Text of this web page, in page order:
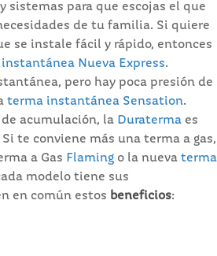
sistemas para que escojas el que
de tu familia. Si quiere
se instale fácil y rápido, entonces
Nueva Express.
pero hay poca presión de
terma instantánea Sensation.
acumulación, la Duraterma es
te conviene más una terma a gas,
a Gas Flaming o la nueva terma
modelo tiene sus
en común estos beneficios: